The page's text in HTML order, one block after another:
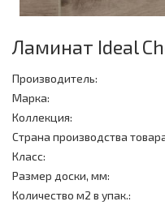
Ламинат Ideal
Производитель:
Марка:
Коллекция:
Страна производства
Класс:
Размер доски, мм:
Количество м2 в упак.: